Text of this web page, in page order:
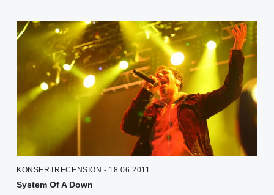
KONSERTRECENSION - 18.06.2011
System Of A Down